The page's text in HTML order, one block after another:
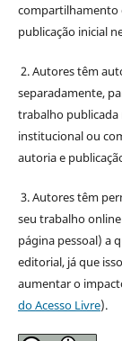
compartilhamento
publicação inicial
2. Autores têm
separadamente,
trabalho
institucional ou
autoria e
3. Autores têm
seu trabalho
página pessoal) a
editorial, já que
aumentar o
do Acesso Livre).